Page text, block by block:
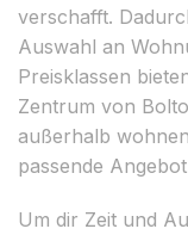
verschafft.
Auswahl an
Preisklassen
Zentrum von
außerhalb
passende
Um dir Zeit und